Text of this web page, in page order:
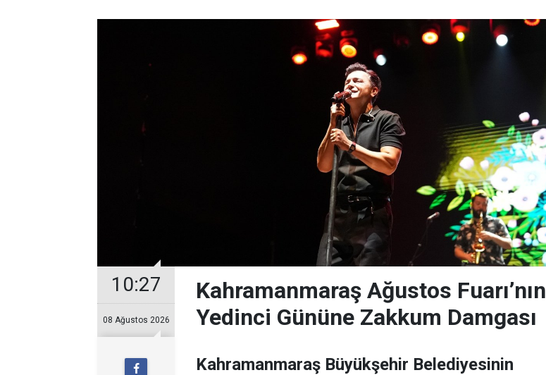
10:27
08 Ağustos 2026
Kahramanmaraş Ağustos Fuarı’nın
Yedinci Gününe Zakkum Damgası
Kahramanmaraş Büyükşehir Belediyesinin